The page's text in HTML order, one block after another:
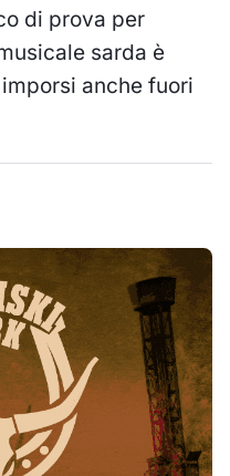
di prova per
sarda è
anche fuori